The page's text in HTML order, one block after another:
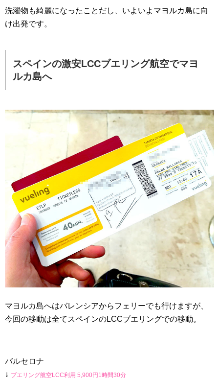
洗濯物も綺麗になったことだし、いよいよマヨルカ島に向
け出発です。
スペインの激安LCCブエリング航空でマヨ
ルカ島へ
マヨルカ島へはバレンシアからフェリーでも行けますが、
今回の移動は全てスペインのLCCブエリングでの移動。
バルセロナ
↓ ブエリング航空LCC利用 5,900円1時間30分